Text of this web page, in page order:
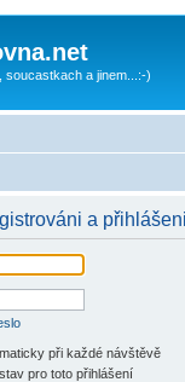
soucastkach a jinem...:-)
a
při každé návštěvě
pro toto přihlášení